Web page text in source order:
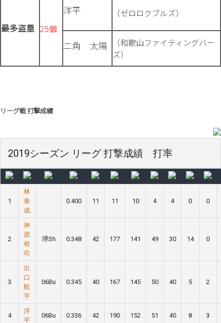
最多盗塁 25個
洋平 （ゼロロクブルズ）
二角 太陽
（和歌山ファイティングバー
ズ）
リーグ戦 打撃成績
2019シーズン リーグ 打撃成績 打率
1
林
泰
成
0.400 11 11 10 4 4 0 0
2
神
原
裕
司
堺Sh 0.348 42 177 141 49 30 14 0
3
出
口
航
平
06Bu 0.345 40 167 145 50 40 5 2
4
洋
平
06Bu 0.336 42 190 152 51 40 8 3